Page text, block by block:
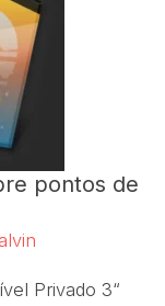
pontos de
Privado 3“